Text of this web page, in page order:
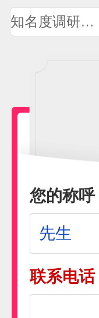
知名度调研问卷
您的称呼
联系电话